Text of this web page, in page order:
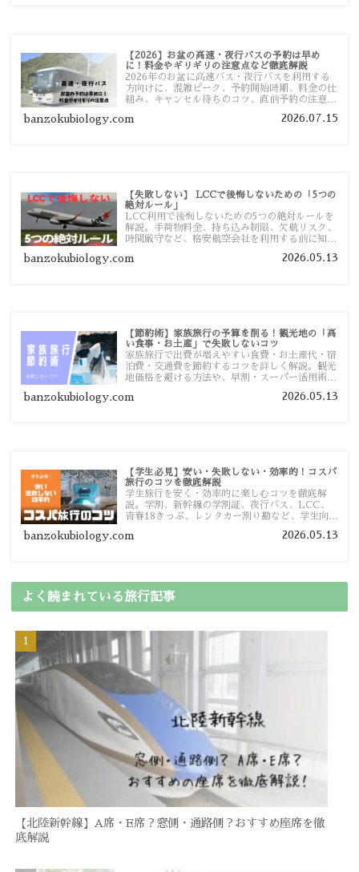
【2026】お盆の高速・夜行バスの予約は早め
に！料金やギリギリの注意点など徹底解説
2026年のお盆に高速バス・夜行バスを利用する
方向けに、混雑ピーク、予約開始時期、料金の仕
組み、キャンセル待ちのコツ、直前予約の注意点
banzokubiology.com 2026.07.15
【失敗しない】 LCCで後悔しないための「5つの
絶対ルール」
LCC利用で後悔しないための5つの絶対ルールを
解説。手荷物料金、持ち込み制限、欠航リスク、
時間厳守など、格安航空会社を利用する前に知っ
す。
banzokubiology.com 2026.05.13
【節約術】家族旅行の予算を削る！観光地の「高
い食事・お土産」で失敗しないコツ
家族旅行で出費が増えやすい食費・お土産代・宿
泊費・交通費を節約するコツを詳しく解説。観光
地価格を避ける方法や、早割・スーパー活用術、
banzokubiology.com 2026.05.13
【学生必見】安い・失敗しない・効率的！コスパ
旅行のコツを徹底解説
学生旅行を安く・効率的に楽しむコツを徹底解
説。学割、新幹線の学割証、夜行バス、LCC、
青春18きっぷ、レンタカー割り勘など、学生向け
banzokubiology.com 2026.05.13
よく読まれている旅行記事
【北陸新幹線】A席・E席？窓側・通路側？おすすめ座席を徹
底解説